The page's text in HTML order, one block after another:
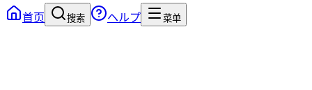
首页 搜索 ヘルプ 菜单